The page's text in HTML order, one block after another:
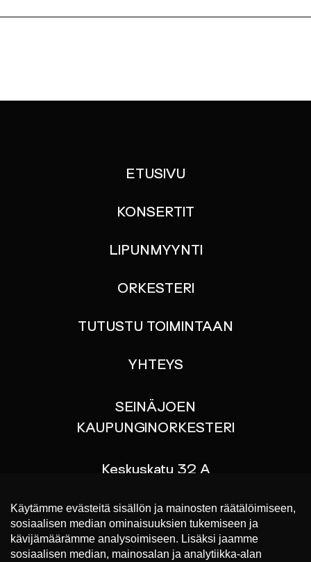
ETUSIVU
KONSERTIT
LIPUNMYYNTI
ORKESTERI
TUTUSTU TOIMINTAAN
YHTEYS
SEINÄJOEN
KAUPUNGINORKESTERI
Keskuskatu 32 A
p. 044 767 9070
Liput konsertteihin